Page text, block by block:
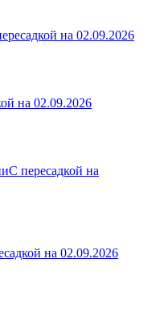
на 02.09.2026
на 02.09.2026
С пересадкой на
на 02.09.2026